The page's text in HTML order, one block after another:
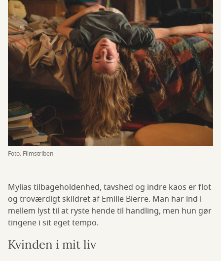
Foto: Filmstriben
Mylias tilbageholdenhed, tavshed og indre kaos er flot
og troværdigt skildret af Emilie Bierre. Man har ind i
mellem lyst til at ryste hende til handling, men hun gør
tingene i sit eget tempo.
Kvinden i mit liv